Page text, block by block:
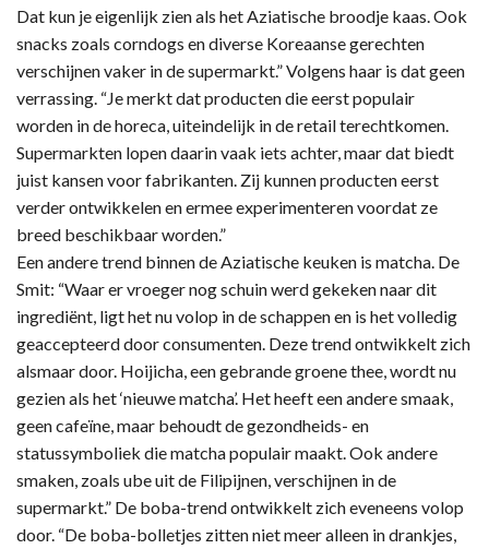
Dat kun je eigenlijk zien als het Aziatische broodje kaas. Ook
snacks zoals corndogs en diverse Koreaanse gerechten
verschijnen vaker in de supermarkt.” Volgens haar is dat geen
verrassing. “Je merkt dat producten die eerst populair
worden in de horeca, uiteindelijk in de retail terechtkomen.
Supermarkten lopen daarin vaak iets achter, maar dat biedt
juist kansen voor fabrikanten. Zij kunnen producten eerst
verder ontwikkelen en ermee experimenteren voordat ze
breed beschikbaar worden.”
Een andere trend binnen de Aziatische keuken is matcha. De
Smit: “Waar er vroeger nog schuin werd gekeken naar dit
ingrediënt, ligt het nu volop in de schappen en is het volledig
geaccepteerd door consumenten. Deze trend ontwikkelt zich
alsmaar door. Hoijicha, een gebrande groene thee, wordt nu
gezien als het ‘nieuwe matcha’. Het heeft een andere smaak,
geen cafeïne, maar behoudt de gezondheids- en
statussymboliek die matcha populair maakt. Ook andere
smaken, zoals ube uit de Filipijnen, verschijnen in de
supermarkt.” De boba-trend ontwikkelt zich eveneens volop
door. “De boba-bolletjes zitten niet meer alleen in drankjes,